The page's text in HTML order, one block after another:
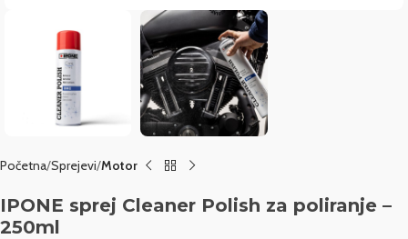
Početna Sprejevi Motor
IPONE sprej Cleaner Polish za poliranje –
250ml